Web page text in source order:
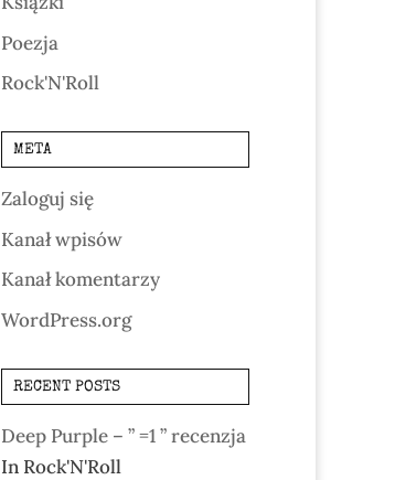
Poezja
Rock'N'Roll
META
Zaloguj się
Kanał wpisów
Kanał komentarzy
WordPress.org
RECENT POSTS
Deep Purple – ” =1 ” recenzja
In Rock'N'Roll